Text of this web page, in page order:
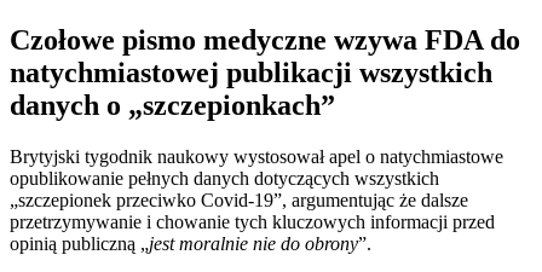
Czołowe pismo medyczne wzywa FDA do
natychmiastowej publikacji wszystkich
danych o „szczepionkach”
Brytyjski tygodnik naukowy wystosował apel o natychmiastowe
opublikowanie pełnych danych dotyczących wszystkich
„szczepionek przeciwko Covid-19”, argumentując że dalsze
przetrzymywanie i chowanie tych kluczowych informacji przed
opinią publiczną „jest moralnie nie do obrony”.